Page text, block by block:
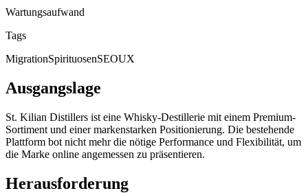
Wartungsaufwand
Tags
MigrationSpirituosenSEOUX
Ausgangslage
St. Kilian Distillers ist eine Whisky-Destillerie mit einem Premium-
Sortiment und einer markenstarken Positionierung. Die bestehende
Plattform bot nicht mehr die nötige Performance und Flexibilität, um
die Marke online angemessen zu präsentieren.
Herausforderung